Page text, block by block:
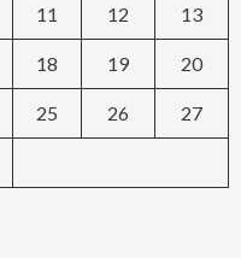
11 12 13
18 19 20
25 26 27